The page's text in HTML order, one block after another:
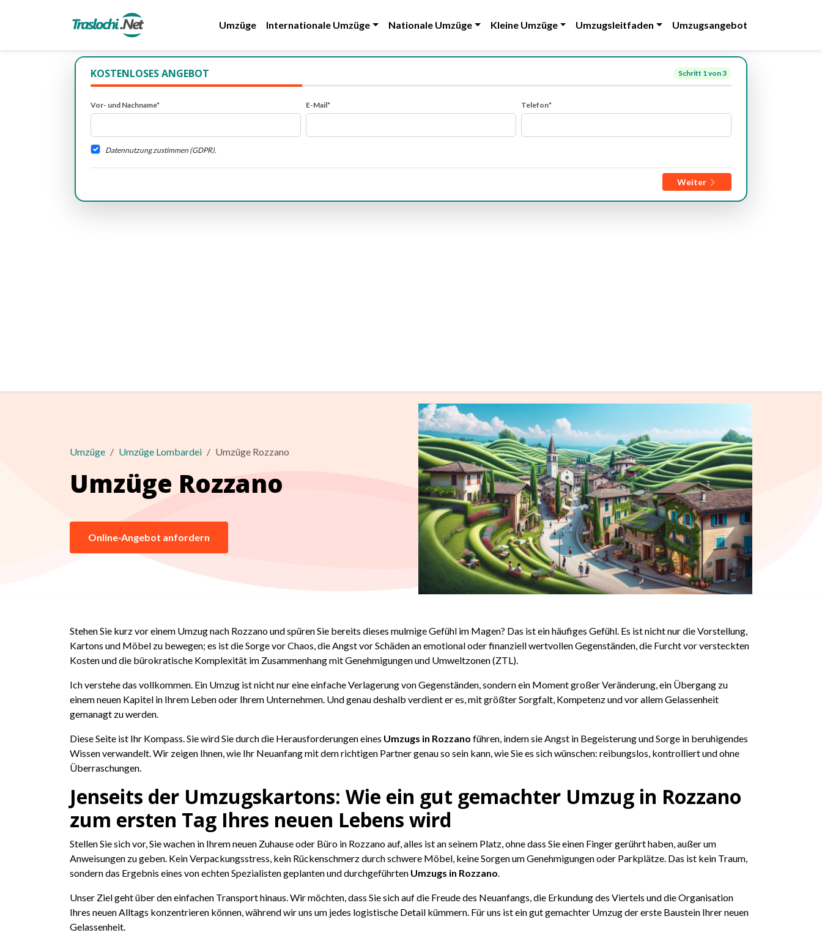
Umzüge Internationale Umzüge Nationale Umzüge Kleine Umzüge Umzugsleitfaden Umzugsangebot
KOSTENLOSES ANGEBOT Schritt 1von 3
Vor- und Nachname* E-Mail* Telefon*
Datennutzung zustimmen (GDPR).
Weiter
Umzüge Umzüge Lombardei Umzüge Rozzano
Umzüge Rozzano
Online-Angebot anfordern
Stehen Sie kurz vor einem Umzug nach Rozzano und spüren Sie bereits dieses mulmige Gefühl im Magen? Das ist ein häufiges Gefühl. Es ist nicht nur die Vorstellung,
Kartons und Möbel zu bewegen; es ist die Sorge vor Chaos, die Angst vor Schäden an emotional oder finanziell wertvollen Gegenständen, die Furcht vor versteckten
Kosten und die bürokratische Komplexität im Zusammenhang mit Genehmigungen und Umweltzonen (ZTL).
Ich verstehe das vollkommen. Ein Umzug ist nicht nur eine einfache Verlagerung von Gegenständen, sondern ein Moment großer Veränderung, ein Übergang zu
einem neuen Kapitel in Ihrem Leben oder Ihrem Unternehmen. Und genau deshalb verdient er es, mit größter Sorgfalt, Kompetenz und vor allem Gelassenheit
gemanagt zu werden.
Diese Seite ist Ihr Kompass. Sie wird Sie durch die Herausforderungen eines Umzugs in Rozzano führen, indem sie Angst in Begeisterung und Sorge in beruhigendes
Wissen verwandelt. Wir zeigen Ihnen, wie Ihr Neuanfang mit dem richtigen Partner genau so sein kann, wie Sie es sich wünschen: reibungslos, kontrolliert und ohne
Überraschungen.
Jenseits der Umzugskartons: Wie ein gut gemachter Umzug in Rozzano
zum ersten Tag Ihres neuen Lebens wird
Stellen Sie sich vor, Sie wachen in Ihrem neuen Zuhause oder Büro in Rozzano auf, alles ist an seinem Platz, ohne dass Sie einen Finger gerührt haben, außer um
Anweisungen zu geben. Kein Verpackungsstress, kein Rückenschmerz durch schwere Möbel, keine Sorgen um Genehmigungen oder Parkplätze. Das ist kein Traum,
sondern das Ergebnis eines von echten Spezialisten geplanten und durchgeführten Umzugs in Rozzano.
Unser Ziel geht über den einfachen Transport hinaus. Wir möchten, dass Sie sich auf die Freude des Neuanfangs, die Erkundung des Viertels und die Organisation
Ihres neuen Alltags konzentrieren können, während wir uns um jedes logistische Detail kümmern. Für uns ist ein gut gemachter Umzug der erste Baustein Ihrer neuen
Gelassenheit.